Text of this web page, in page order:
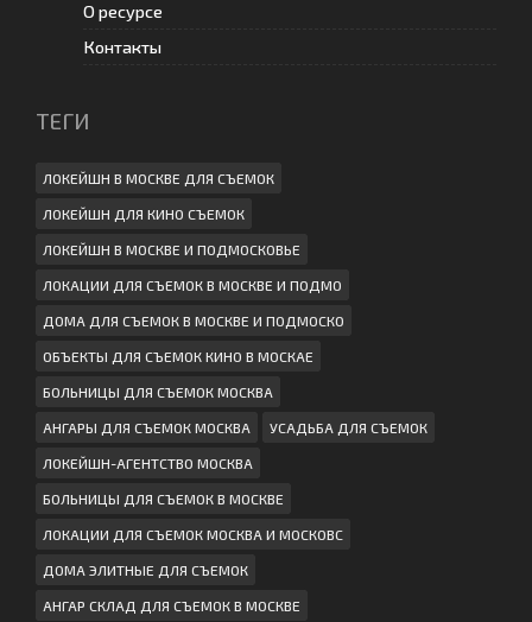
О ресурсе
Контакты
ТЕГИ
ЛОКЕЙШН В МОСКВЕ ДЛЯ СЪЕМОК
ЛОКЕЙШН ДЛЯ КИНО СЪЕМОК
ЛОКЕЙШН В МОСКВЕ И ПОДМОСКОВЬЕ
ЛОКАЦИИ ДЛЯ СЪЕМОК В МОСКВЕ И ПОДМО
ДОМА ДЛЯ СЪЕМОК В МОСКВЕ И ПОДМОСКО
ОБЪЕКТЫ ДЛЯ СЪЕМОК КИНО В МОСКАЕ
БОЛЬНИЦЫ ДЛЯ СЪЕМОК МОСКВА
АНГАРЫ ДЛЯ СЪЕМОК МОСКВА УСАДЬБА ДЛЯ СЪЕМОК
ЛОКЕЙШН-АГЕНТСТВО МОСКВА
БОЛЬНИЦЫ ДЛЯ СЪЕМОК В МОСКВЕ
ЛОКАЦИИ ДЛЯ СЪЕМОК МОСКВА И МОСКОВС
ДОМА ЭЛИТНЫЕ ДЛЯ СЪЕМОК
АНГАР СКЛАД ДЛЯ СЪЕМОК В МОСКВЕ